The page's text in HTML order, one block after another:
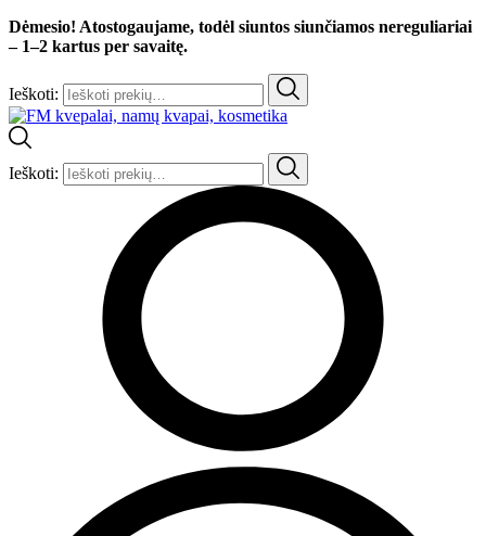
Dėmesio! Atostogaujame, todėl siuntos siunčiamos nereguliariai
– 1–2 kartus per savaitę.
Ieškoti:
Ieškoti: